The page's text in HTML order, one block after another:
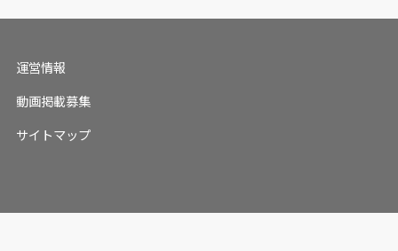
運営情報
動画掲載募集
サイトマップ